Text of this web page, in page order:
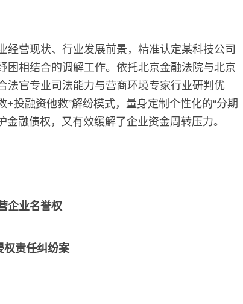
营现状、行业发展前景，精准认定某科技公司
困相结合的调解工作。依托北京金融法院与北京
法官专业司法能力与营商环境专家行业研判优
投融资他救”解纷模式，量身定制个性化的“分期
融债权，又有效缓解了企业资金周转压力。
企业名誉权
责任纠纷案